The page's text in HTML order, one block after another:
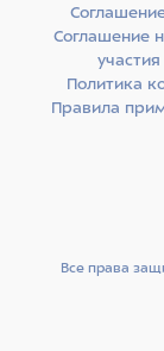
Все права
Соглашение
Политика
Правила